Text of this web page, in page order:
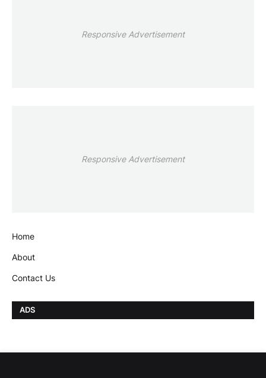
Responsive Advertisement
Responsive Advertisement
Home
About
Contact Us
ADS